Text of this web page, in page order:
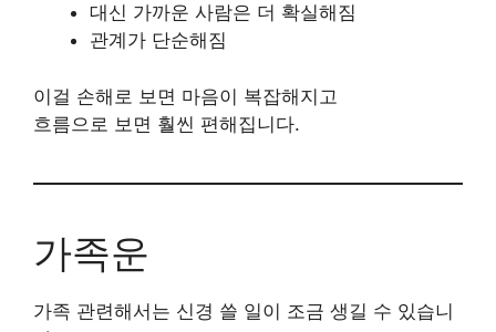
대신 가까운 사람은 더 확실해짐
관계가 단순해짐
이걸 손해로 보면 마음이 복잡해지고
흐름으로 보면 훨씬 편해집니다.
가족운
가족 관련해서는 신경 쓸 일이 조금 생길 수 있습니